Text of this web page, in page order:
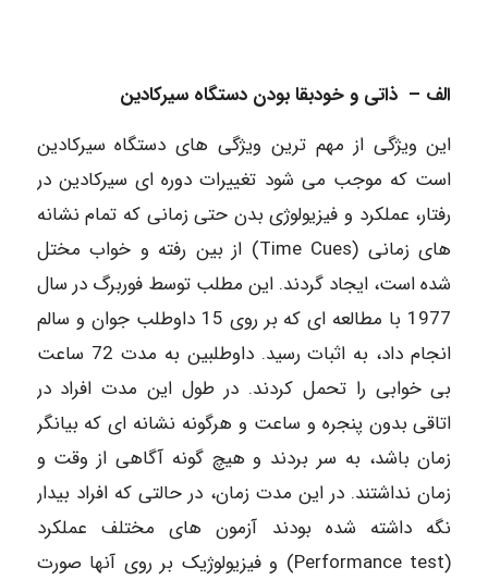
الف – ذاتی و خودبقا بودن دستگاه سیرکادین
این ویژگی از مهم ترین ویژگی های دستگاه سیرکادین
است که موجب می شود تغییرات دوره ای سیرکادین در
رفتار، عملکرد و فیزیولوژی بدن حتی زمانی که تمام نشانه
های زمانی (Time Cues) از بین رفته و خواب مختل
شده است، ایجاد گردند. این مطلب توسط فوربرگ در سال
1977 با مطالعه ای که بر روی 15 داوطلب جوان و سالم
انجام داد، به اثبات رسید. داوطلبین به مدت 72 ساعت
بی خوابی را تحمل کردند. در طول این مدت افراد در
اتاقی بدون پنجره و ساعت و هرگونه نشانه ای که بیانگر
زمان باشد، به سر بردند و هیچ گونه آگاهی از وقت و
زمان نداشتند. در این مدت زمان، در حالتی که افراد بیدار
نگه داشته شده بودند آزمون های مختلف عملکرد
(Performance test) و فیزیولوژیک بر روی آنها صورت